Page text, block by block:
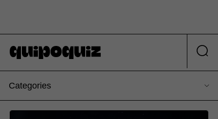
Categories